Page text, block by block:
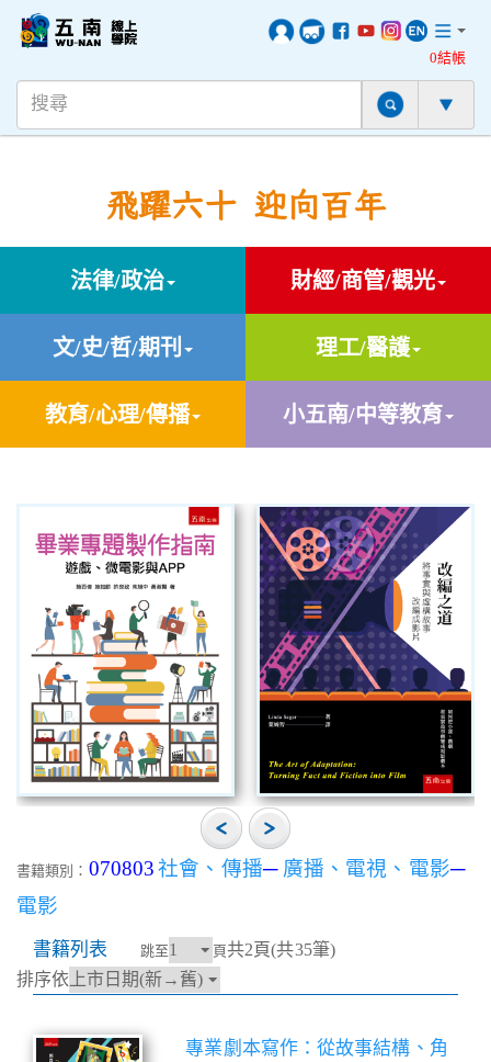
0結帳
飛躍六十 迎向百年
法律/政治 財經/商管/觀光
文/史/哲/期刊 理工/醫護
教育/心理/傳播 小五南/中等教育
書籍類別： 070803 社會、傳播─ 廣播、電視、電影─
電影
書籍列表 跳至 頁共2頁(共35筆)
排序依
專業劇本寫作：從故事結構、角